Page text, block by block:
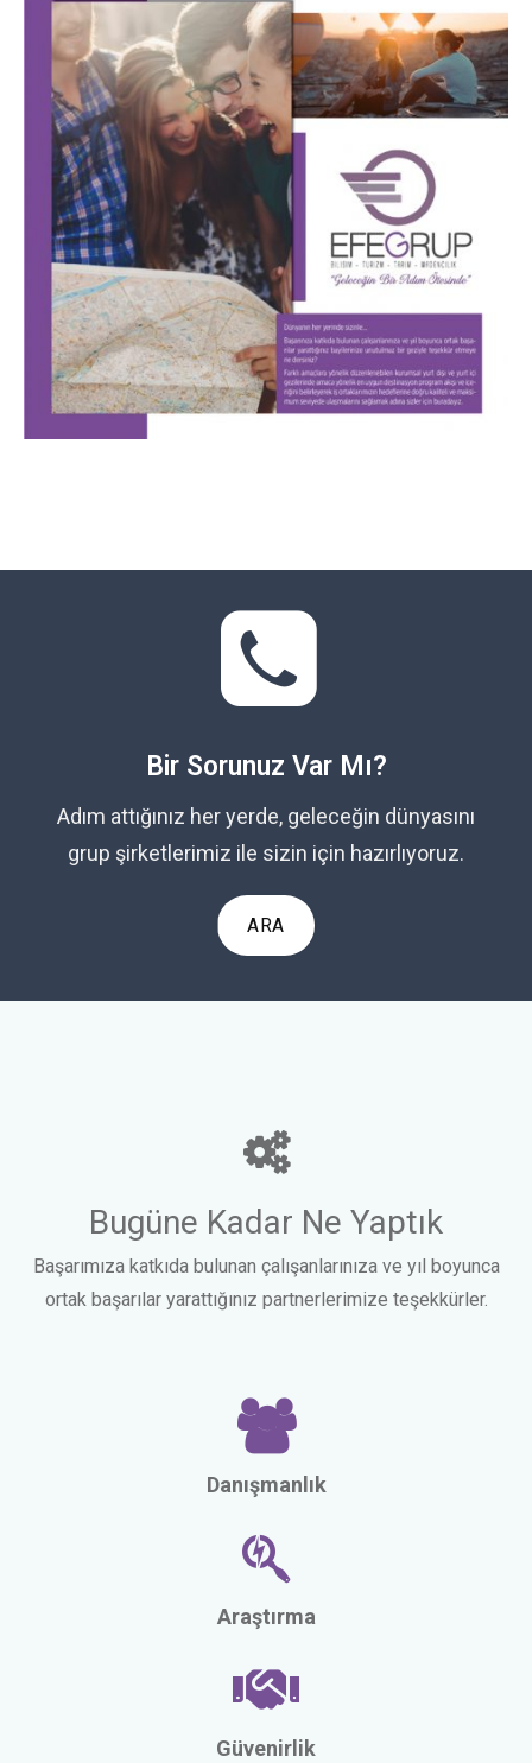
Bir Sorunuz Var Mı?
Adım attığınız her yerde, geleceğin dünyasını
grup şirketlerimiz ile sizin için hazırlıyoruz.
ARA
Bugüne Kadar Ne Yaptık
Başarımıza katkıda bulunan çalışanlarınıza ve yıl boyunca
ortak başarılar yarattığınız partnerlerimize teşekkürler.
Danışmanlık
Araştırma
Güvenirlik